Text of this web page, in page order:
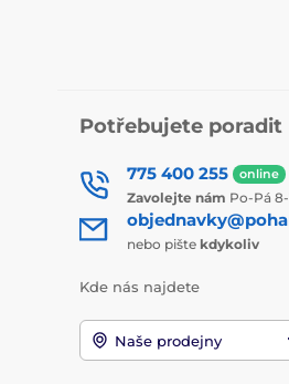
Potřebujete poradit
775 400 255 online
Zavolejte nám Po-Pá 8-
nebo pište kdykoliv
Kde nás najdete
Naše prodejny